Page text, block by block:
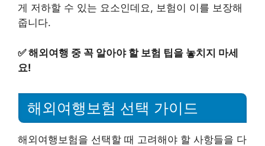
게 저하할 수 있는 요소인데요, 보험이 이를 보장해
줍니다.
✅해외여행 중 꼭 알아야 할 보험 팁을 놓치지 마세
요!
해외여행보험 선택 가이드
해외여행보험을 선택할 때 고려해야 할 사항들을 다